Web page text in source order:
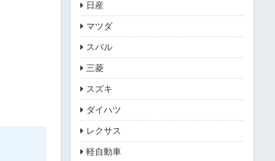
日産
マツダ
スバル
三菱
スズキ
ダイハツ
レクサス
軽自動車